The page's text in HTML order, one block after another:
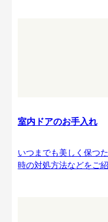
室内ドアのお手入れ
いつまでも美しく保つ
時の対処方法などをご紹